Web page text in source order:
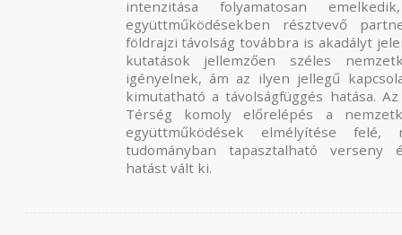
intenzitása folyamatosan
együttműködésekben résztvevő
földrajzi távolság továbbra is akadályt
kutatások jellemzően széles
igényelnek, ám az ilyen jellegű
kimutatható a távolságfüggés hatása.
Térség komoly előrelépés a
együttműködések elmélyítése
tudományban tapasztalható verseny
hatást vált ki.